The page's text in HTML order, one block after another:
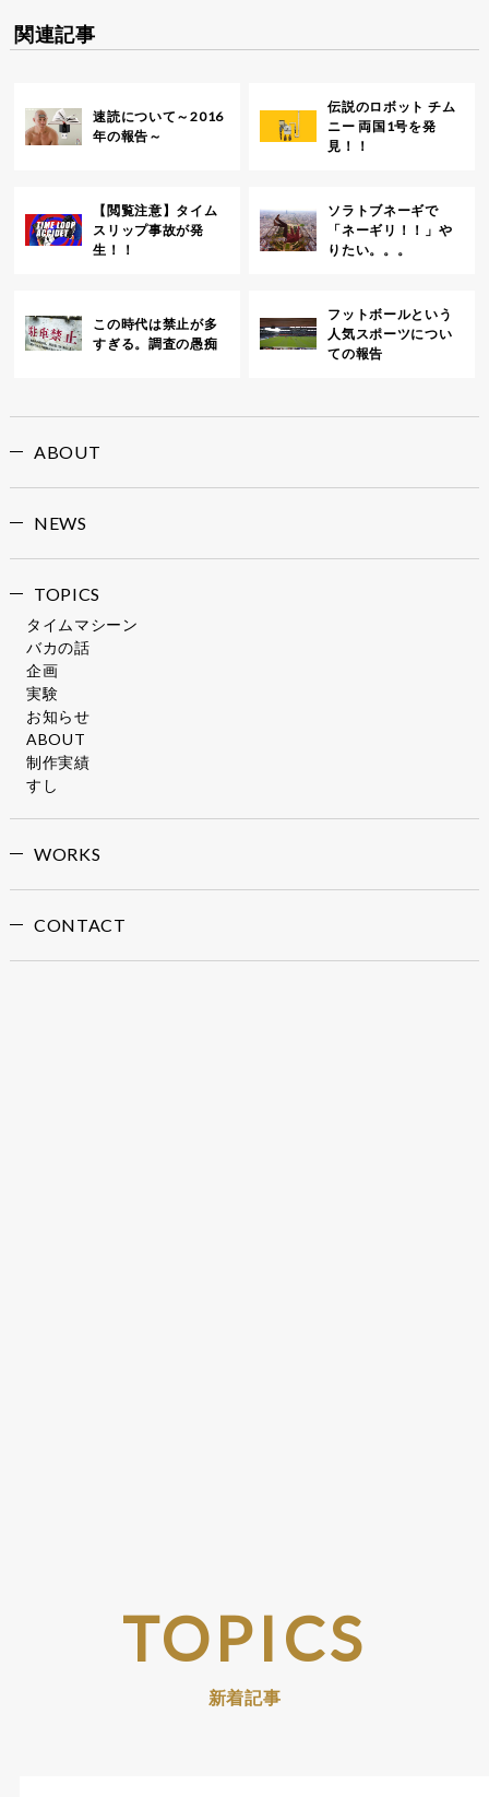
関連記事
速読について～2016
年の報告～
伝説のロボット チム
ニー 両国1号を発
見！！
【閲覧注意】タイム
スリップ事故が発
生！！
ソラトブネーギで
「ネーギリ！！」や
りたい。。。
この時代は禁止が多
すぎる。調査の愚痴
フットボールという
人気スポーツについ
ての報告
ABOUT
NEWS
TOPICS
タイムマシーン
バカの話
企画
実験
お知らせ
ABOUT
制作実績
すし
WORKS
CONTACT
TOPICS
新着記事